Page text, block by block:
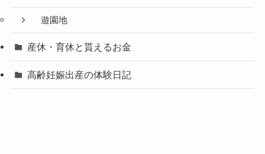
遊園地
産休・育休と貰えるお金
高齢妊娠出産の体験日記